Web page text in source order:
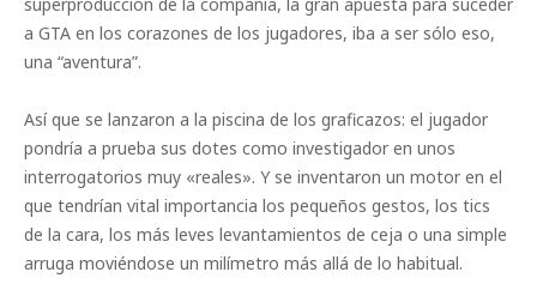
a GTA en los corazones de los jugadores, iba a ser sólo eso,
una “aventura”.
Así que se lanzaron a la piscina de los graficazos: el jugador
pondría a prueba sus dotes como investigador en unos
interrogatorios muy «reales». Y se inventaron un motor en el
que tendrían vital importancia los pequeños gestos, los tics
de la cara, los más leves levantamientos de ceja o una simple
arruga moviéndose un milímetro más allá de lo habitual.